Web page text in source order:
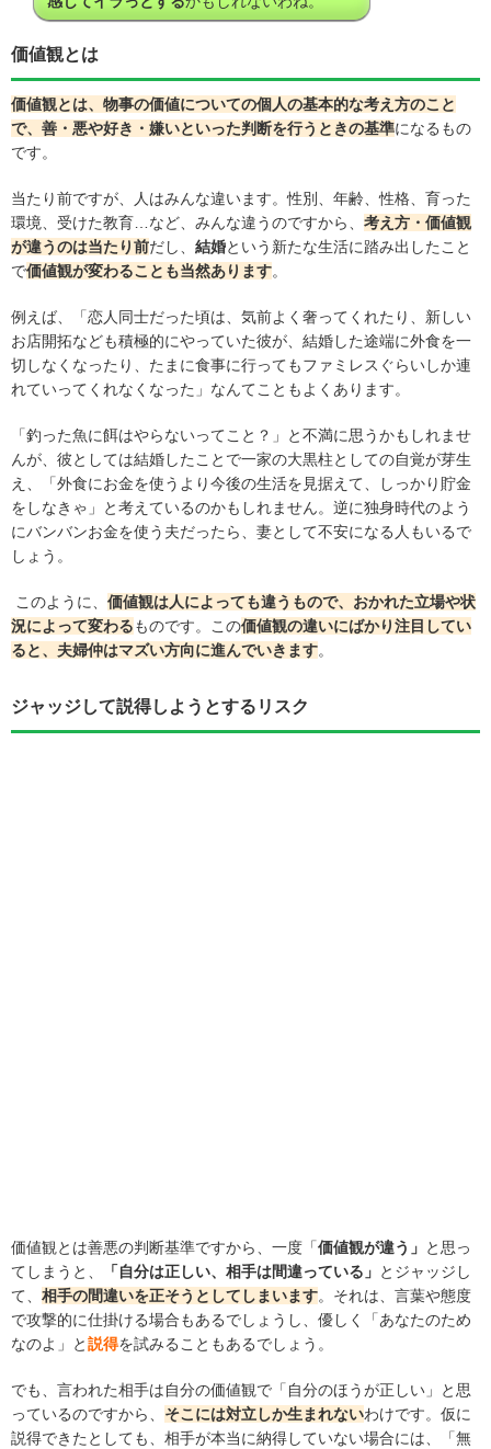
価値観とは
価値観とは、物事の価値についての個人の基本的な考え方のこと
で、善・悪や好き・嫌いといった判断を行うときの基準になるもの
です。
当たり前ですが、人はみんな違います。性別、年齢、性格、育った
環境、受けた教育…など、みんな違うのですから、 考え方・価値観
が違うのは当たり前だし、 結婚という新たな生活に踏み出したこと
で価値観が変わることも当然あります。
例えば、「恋人同士だった頃は、気前よく奢ってくれたり、新しい
お店開拓なども積極的にやっていた彼が、結婚した途端に外食を一
切しなくなったり、たまに食事に行ってもファミレスぐらいしか連
れていってくれなくなった」なんてこともよくあります。
「釣った魚に餌はやらないってこと？」と不満に思うかもしれませ
んが、彼としては結婚したことで一家の大黒柱としての自覚が芽生
え、「外食にお金を使うより今後の生活を見据えて、しっかり貯金
をしなきゃ」と考えているのかもしれません。逆に独身時代のよう
にバンバンお金を使う夫だったら、妻として不安になる人もいるで
しょう。
このように、 価値観は人によっても違うもので、おかれた立場や状
況によって変わるものです。この価値観の違いにばかり注目してい
ると、夫婦仲はマズい方向に進んでいきます。
ジャッジして説得しようとするリスク
価値観とは善悪の判断基準ですから、一度「価値観が違う」 と思っ
てしまうと、
「自分は正しい、相手は間違っている」 とジャッジし
て、 相手の間違いを正そうとしてしまいます。それは、言葉や態度
で攻撃的に仕掛ける場合もあるでしょうし、優しく「あなたのため
なのよ」と説得を試みることもあるでしょう。
でも、言われた相手は自分の価値観で「自分のほうが正しい」と思
っているのですから、 そこには対立しか生まれないわけです。仮に
説得できたとしても、相手が本当に納得していない場合には、「無